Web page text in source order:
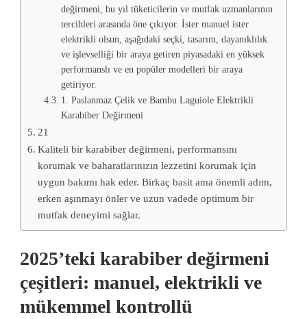
değirmeni, bu yıl tüketicilerin ve mutfak uzmanlarının
tercihleri ​​arasında öne çıkıyor. İster manuel ister
elektrikli olsun, aşağıdaki seçki, tasarım, dayanıklılık
ve işlevselliği bir araya getiren piyasadaki en yüksek
performanslı ve en popüler modelleri bir araya
getiriyor.
1. Paslanmaz Çelik ve Bambu Laguiole Elektrikli
Karabiber Değirmeni
21
Kaliteli bir karabiber değirmeni, performansını
korumak ve baharatlarınızın lezzetini korumak için
uygun bakımı hak eder. Birkaç basit ama önemli adım,
erken aşınmayı önler ve uzun vadede optimum bir
mutfak deneyimi sağlar.
2025’teki karabiber değirmeni
çeşitleri: manuel, elektrikli ve
mükemmel kontrollü